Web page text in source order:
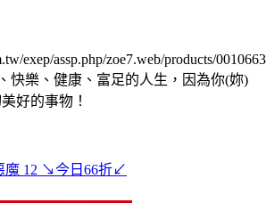
exep/assp.php/zoe7.web/products/
快樂、健康、富足的人生，因為你(妳)
好的事物！
12 ↘今日66折↙